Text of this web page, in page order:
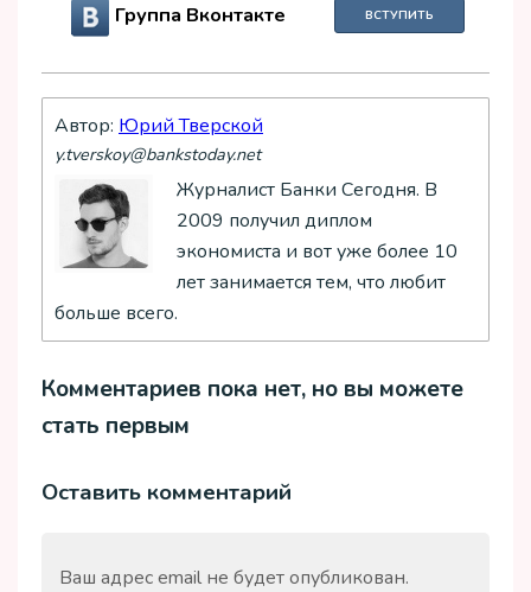
Группа Вконтакте ВСТУПИТЬ
Автор: Юрий Тверской
y.tverskoy@bankstoday.net
Журналист Банки Сегодня. В
2009 получил диплом
экономиста и вот уже более 10
лет занимается тем, что любит
больше всего.
Комментариев пока нет, но вы можете
стать первым
Оставить комментарий
Ваш адрес email не будет опубликован.